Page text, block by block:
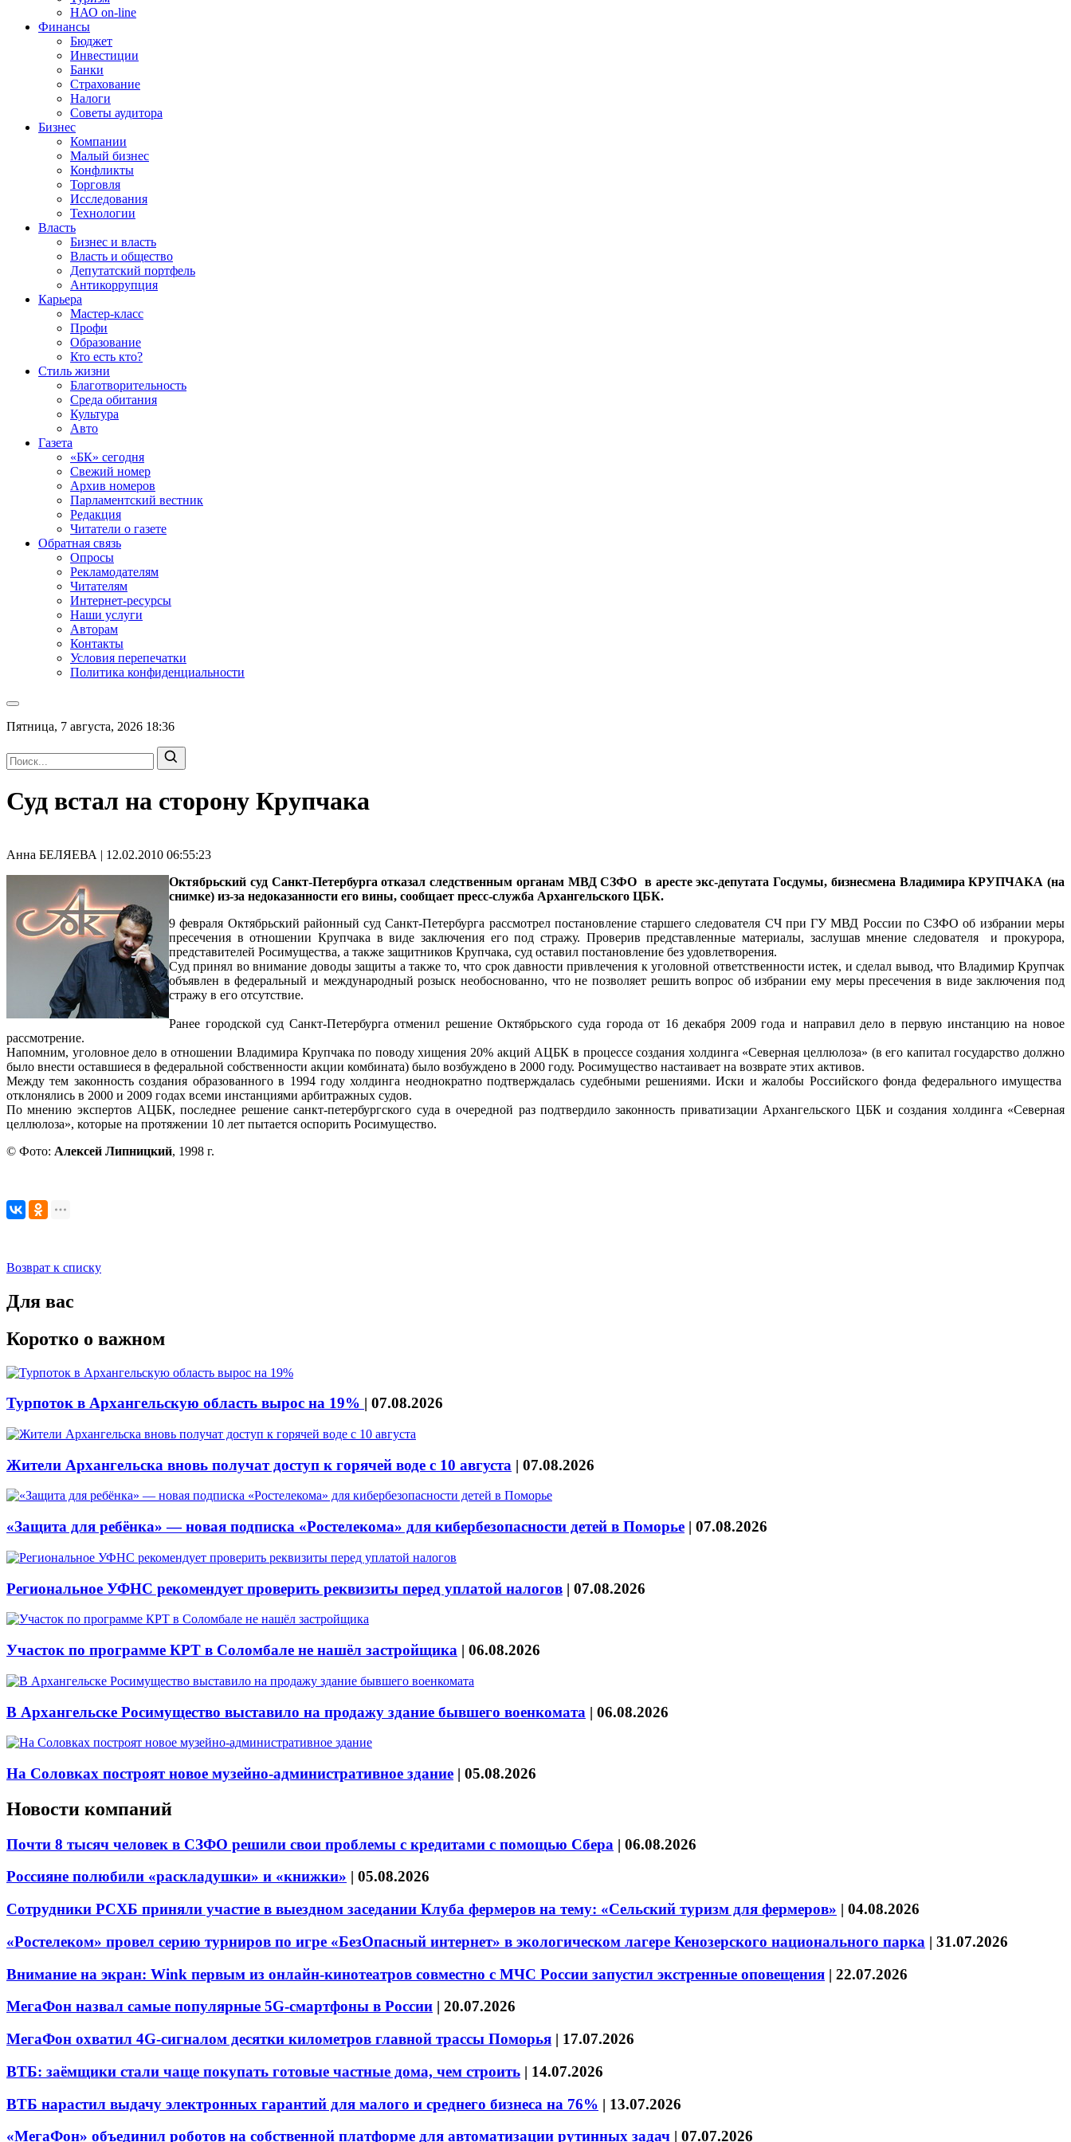
НАО on-line
Финансы
Бюджет
Инвестиции
Банки
Страхование
Налоги
Советы аудитора
Бизнес
Компании
Малый бизнес
Конфликты
Торговля
Исследования
Технологии
Власть
Бизнес и власть
Власть и общество
Депутатский портфель
Антикоррупция
Карьера
Мастер-класс
Профи
Образование
Кто есть кто?
Стиль жизни
Благотворительность
Среда обитания
Культура
Авто
Газета
«БК» сегодня
Свежий номер
Архив номеров
Парламентский вестник
Редакция
Читатели о газете
Обратная связь
Опросы
Рекламодателям
Читателям
Интернет-ресурсы
Наши услуги
Авторам
Контакты
Условия перепечатки
Политика конфиденциальности
Пятница, 7 августа, 2026 18:36
Суд встал на сторону Крупчака
Анна БЕЛЯЕВА | 12.02.2010 06:55:23
Октябрьский суд Санкт-Петербурга отказал следственным органам МВД СЗФО в арестеэкс-депутата Госдумы, бизнесмена Владимира КРУПЧАКА (на
снимке) из-за недоказанности его вины, сообщает пресс-служба Архангельского ЦБК.
9 февраля Октябрьский районный суд Санкт-Петербурга рассмотрел постановление старшего следователя СЧ при ГУ МВД России по СЗФО об избрании меры
пресечения в отношении Крупчака в виде заключения его под стражу. Проверив представленные материалы, заслушав мнение следователя и прокурора,
представителей Росимущества, а также защитников Крупчака, суд оставил постановление без удовлетворения.
Суд принял во внимание доводы защиты а также то, что срок давности привлечения к уголовной ответственности истек, и сделал вывод, что Владимир Крупчак
объявлен в федеральный и международный розыск необоснованно, что не позволяет решить вопрос об избрании ему меры пресечения в виде заключения под
стражу в его отсутствие.
Ранее городской суд Санкт-Петербурга отменил решение Октябрьского суда города от 16 декабря 2009 года и направил дело в первую инстанцию на новое
рассмотрение.
Напомним, уголовное дело в отношении Владимира Крупчака по поводу хищения 20% акций АЦБК в процессе создания холдинга «Северная целлюлоза» (в его капитал государство должно
было внести оставшиеся в федеральной собственности акции комбината) было возбуждено в 2000 году. Росимущество настаивает на возврате этих активов.
Между тем законность создания образованного в 1994 году холдинга неоднократно подтверждалась судебными решениями. Иски и жалобы Российского фонда федерального имущества
отклонялись в 2000 и 2009 годах всеми инстанциями арбитражных судов.
По мнению экспертов АЦБК, последнее решение санкт-петербургского суда в очередной раз подтвердило законность приватизации Архангельского ЦБК и создания холдинга «Северная
целлюлоза», которые на протяжении 10 лет пытается оспорить Росимущество.
© Фото: Алексей Липницкий, 1998 г.
Возврат к списку
Для вас
Коротко о важном
Турпоток в Архангельскую область вырос на 19% | 07.08.2026
Жители Архангельска вновь получат доступ к горячей воде с 10 августа | 07.08.2026
«Защита для ребёнка» — новая подписка «Ростелекома» для кибербезопасности детей в Поморье | 07.08.2026
Региональное УФНС рекомендует проверить реквизиты перед уплатой налогов | 07.08.2026
Участок по программе КРТ в Соломбале не нашёл застройщика | 06.08.2026
В Архангельске Росимущество выставило на продажу здание бывшего военкомата | 06.08.2026
На Соловках построят новое музейно-административное здание | 05.08.2026
Новости компаний
Почти 8 тысяч человек в СЗФО решили свои проблемы с кредитами с помощью Сбера | 06.08.2026
Россияне полюбили «раскладушки» и «книжки» | 05.08.2026
Сотрудники РСХБ приняли участие в выездном заседании Клуба фермеров на тему: «Сельский туризм для фермеров» | 04.08.2026
«Ростелеком» провел серию турниров по игре «БезОпасный интернет» в экологическом лагере Кенозерского национального парка | 31.07.2026
Внимание на экран: Wink первым из онлайн-кинотеатров совместно с МЧС России запустил экстренные оповещения | 22.07.2026
МегаФон назвал самые популярные 5G-смартфоны в России | 20.07.2026
МегаФон охватил 4G-сигналом десятки километров главной трассы Поморья | 17.07.2026
ВТБ: заёмщики стали чаще покупать готовые частные дома, чем строить | 14.07.2026
ВТБ нарастил выдачу электронных гарантий для малого и среднего бизнеса на 76% | 13.07.2026
«МегаФон» объединил роботов на собственной платформе для автоматизации рутинных задач | 07.07.2026